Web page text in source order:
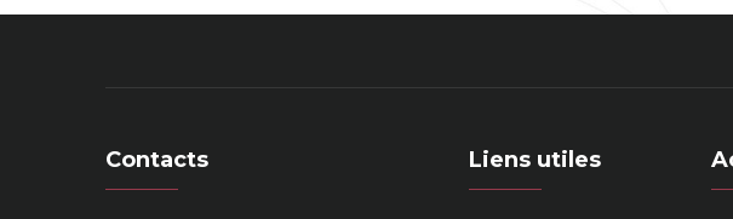
Contacts Liens utiles